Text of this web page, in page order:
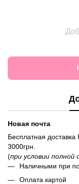
Новая почта
Бесплатная
3000грн.
(при условии полной
Наличными при
Оплата картой